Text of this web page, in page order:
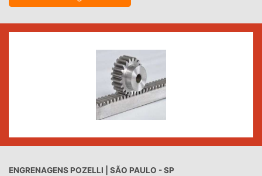
ENGRENAGENS POZELLI | SÃO PAULO - SP